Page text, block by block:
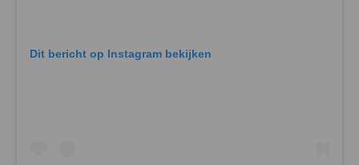
Dit bericht op Instagram bekijken